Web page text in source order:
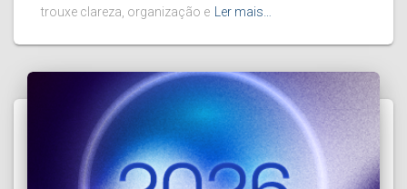
trouxe clareza, organização e
Ler mais…